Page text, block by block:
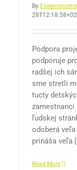
By
Podpora
podporuje
radšej ich
sme stretli
tucty
ľudskej
odoberá
prináša veľa
Read More